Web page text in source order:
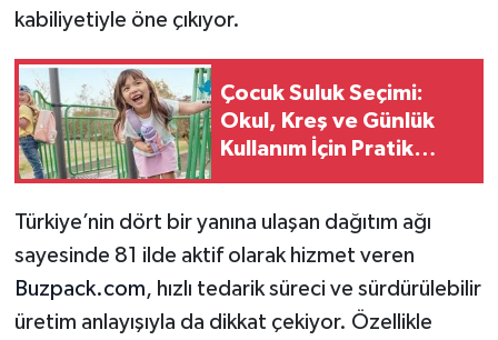
kabiliyetiyle öne çıkıyor.
Çocuk Suluk Seçimi:
Okul, Kreş ve Günlük
Kullanım İçin Pratik
Türkiye’nin dört bir yanına ulaşan dağıtım ağı
sayesinde 81 ilde aktif olarak hizmet veren
Buzpack.com, hızlı tedarik süreci ve sürdürülebilir
üretim anlayışıyla da dikkat çekiyor. Özellikle